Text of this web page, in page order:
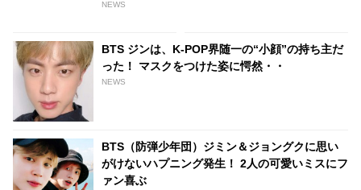
素敵すぎるとファン感激
NEWS
BTS ジンは、K-POP界随一の“小顔”の持ち主だ
った！ マスクをつけた姿に愕然・・
NEWS
BTS（防弾少年団）ジミン＆ジョングクに思い
がけないハプニング発生！ 2人の可愛いミスにフ
ァン喜ぶ